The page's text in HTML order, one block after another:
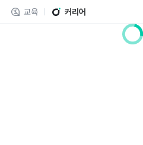
교육 커리어